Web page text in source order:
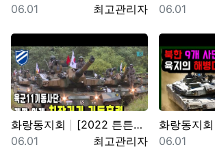
등록자
최고관리자
등록일
06.01 등록일
06.01
화랑동지회
[2022 튼튼한 국방] 육군11기동사단, 개편 이래 …
등록자
최고관리자
등록일
06.01
화랑동지회
등록일
06.01